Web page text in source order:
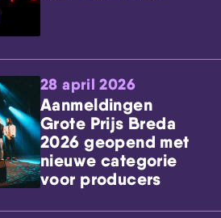
28 april 2026
Aanmeldingen
Grote Prijs Breda
2026 geopend met
nieuwe categorie
voor producers